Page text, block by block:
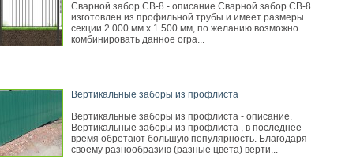
Сварной забор СВ-8 - описание Сварной забор СВ-8
изготовлен из профильной трубы и имеет размеры
секции 2 000 мм х 1 500 мм, по желанию возможно
комбинировать данное огра...
Вертикальные заборы из профлиста
Вертикальные заборы из профлиста - описание.
Вертикальные заборы из профлиста , в последнее
время обретают большую популярность. Благодаря
своему разнообразию (разные цвета) верти...